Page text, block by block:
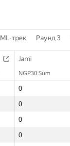
ML-трек Раунд 3
Jami
NGP30 Sum
0
0
0
0